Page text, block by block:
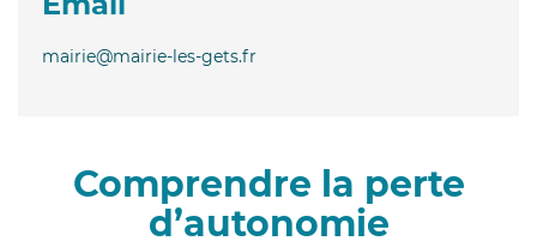
mairie@mairie-les-gets.fr
Comprendre la perte
d’autonomie